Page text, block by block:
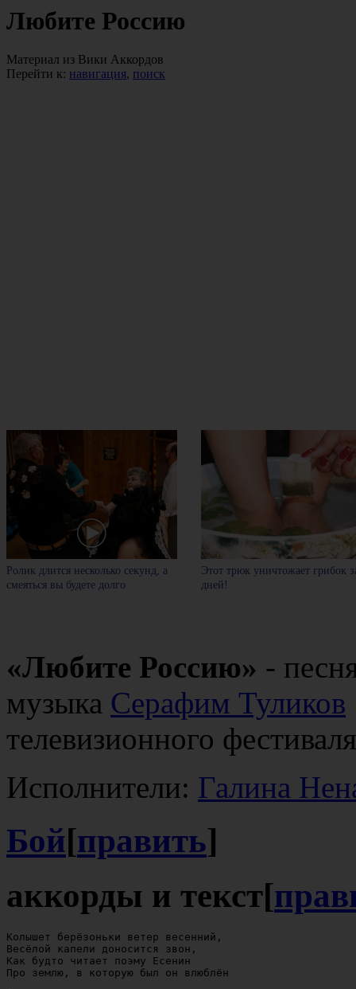
Любите Россию
Материал из Вики Аккордов
Перейти к: навигация, поиск
Ролик длится несколько секунд, а
смеяться вы будете долго
Этот трюк уничтожает грибок
дней!
«Любите Россию» -
музыка Серафим Туликов
телевизионного
Исполнители: Галина
Бой[править]
аккорды и текст[
Колышет берёзоньки ветер весенний,
Весёлой капели доносится звон,
Как будто читает поэму Есенин
Про землю, в которую был он влюблён